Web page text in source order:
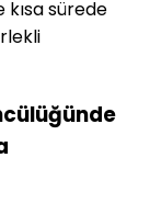
sürede